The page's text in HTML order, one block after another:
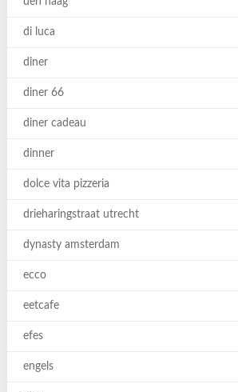
di luca
diner
diner 66
diner cadeau
dinner
dolce vita pizzeria
drieharingstraat utrecht
dynasty amsterdam
ecco
eetcafe
efes
engels